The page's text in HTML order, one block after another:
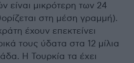
είναι μικρότερη των 24
στη μέση γραμμή).
έχουν επεκτείνει
τους ύδατα στα 12 μίλια
Η Τουρκία τα έχει